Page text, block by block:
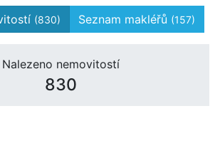
(830) Seznam makléřů (157)
Nalezeno nemovitostí
830